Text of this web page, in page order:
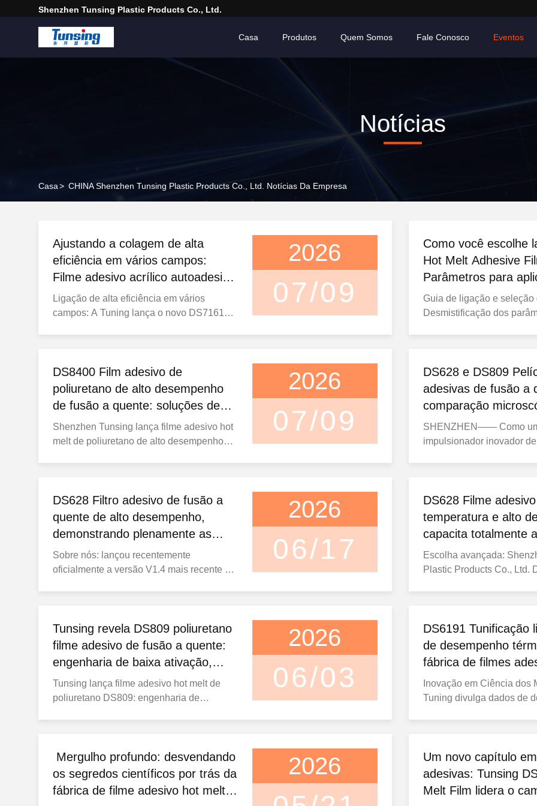
Shenzhen Tunsing Plastic Products Co., Ltd.
Casa Produtos Quem Somos Fale Conosco Eventos
Notícias
Casa> CHINA Shenzhen Tunsing Plastic Products Co., Ltd. Notícias Da Empresa
Ajustando a colagem de alta
eficiência em vários campos:
Filme adesivo acrílico autoadesivo
sensível à pressão DS7161
Ligação de alta eficiência em vários
campos: A Tuning lança o novo DS7161
Plastic Products Co., Ltd. lançou
oficialmente sua próxima geração de filme
adesivo de fusão a quente.DS7161 Filtro
2026
07/09
Como você escolhe
Hot Melt Adhesive
Parâmetros para
engenharia
Guia de ligação e seleção
Desmistificação dos
laminado industrial
fabricação de vestuário
montagem de hardware,
adesivos de ...
DS8400 Film adesivo de
poliuretano de alto desempenho
de fusão a quente: soluções de
ligação de precisão para
fabricação global
Shenzhen Tunsing lança filme adesivo hot
melt de poliuretano de alto desempenho
Tunsing Plastic Products Co., Ltd.,
fabricante líder global de filmes adesivos
hot melt premium, lançou ...
2026
07/09
DS628 e DS809
adesivas de fusão a
comparação
transição térmica e
seleção industrial
SHENZHEN—— Como
impulsionador inovador
oficialmente a versão V1.4
das Fichas de Dados do
seus produtos
...
DS628 Filtro adesivo de fusão a
quente de alto desempenho,
demonstrando plenamente as
características reológicas da
transição térmica
Sobre nós: lançou recentemente
oficialmente a versão V1.4 mais recente da
de dados não apenas refina as diretrizes
de aplicação do produto, mas também
introduz pela primeira vez a avançada ...
2026
06/17
DS628 Filme
temperatura e alto
capacita totalmente
industrial
Escolha avançada:
Plastic Products Co., Ltd.
fabricação modernos, a
e de alta qualidade dos
fundamental para
Tunsing revela DS809 poliuretano
filme adesivo de fusão a quente:
engenharia de baixa ativação,
multi-substrato de alto
desempenho
Tunsing lança filme adesivo hot melt de
poliuretano DS809: engenharia de
principais fabricantes globais de materiais
adesivos avançados, publicou oficialmente
o relatório de valida...
2026
06/03
DS6191 Tunificação
de desempenho
fábrica de filmes
poliméricos
sub-zero
Inovação em Ciência dos
Tuning divulga dados de
exigem ligações adesivas
comprometem quando as
ambientais
Mergulho profundo: desvendando
os segredos científicos por trás da
fábrica de filme adesivo hot melt
2026
Um novo capítulo
adesivas: Tunsing
Melt Film lidera o